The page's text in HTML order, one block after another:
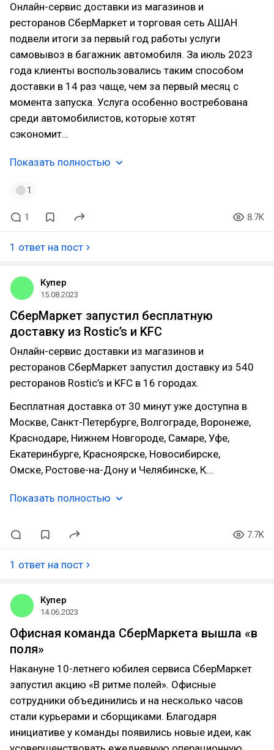
Онлайн-сервис доставки из магазинов и
ресторанов СберМаркет и торговая сеть АШАН
подвели итоги за первый год работы услуги
самовывоз в багажник автомобиля. За июль 2023
года клиенты воспользовались таким способом
доставки в 14 раз чаще, чем за первый месяц с
момента запуска. Услуга особенно востребована
среди автомобилистов, которые хотят
сэкономит…
Показать полностью
1
1 8.7K
1 ответ на пост
Купер
15.08.2023
СберМаркет запустил бесплатную
доставку из Rostic’s и KFC
Онлайн-сервис доставки из магазинов и
ресторанов СберМаркет запустил доставку из 540
ресторанов Rostic’s и KFC в 16 городах.
Бесплатная доставка от 30 минут уже доступна в
Москве, Санкт-Петербурге, Волгограде, Воронеже,
Краснодаре, Нижнем Новгороде, Самаре, Уфе,
Екатеринбурге, Красноярске, Новосибирске,
Омске, Ростове-на-Дону и Челябинске, К…
Показать полностью
7.7K
1 ответ на пост
Купер
14.06.2023
Офисная команда СберМаркета вышла «в
поля»
Накануне 10-летнего юбилея сервиса СберМаркет
запустил акцию «В ритме полей». Офисные
сотрудники объединились и на несколько часов
стали курьерами и сборщиками. Благодаря
инициативе у команды появились новые идеи, как